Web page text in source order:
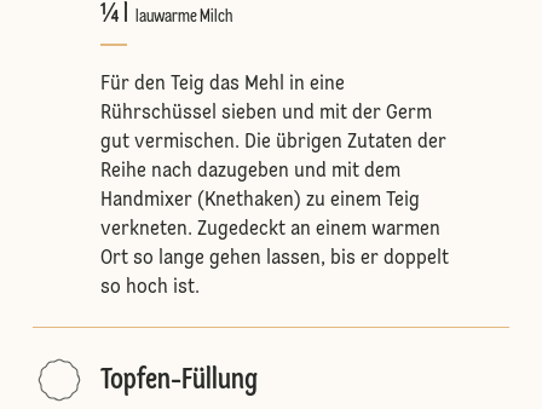
¼ l lauwarme Milch
Für den Teig das Mehl in eine
Rührschüssel sieben und mit der Germ
gut vermischen. Die übrigen Zutaten der
Reihe nach dazugeben und mit dem
Handmixer (Knethaken) zu einem Teig
verkneten. Zugedeckt an einem warmen
Ort so lange gehen lassen, bis er doppelt
so hoch ist.
Topfen-Füllung